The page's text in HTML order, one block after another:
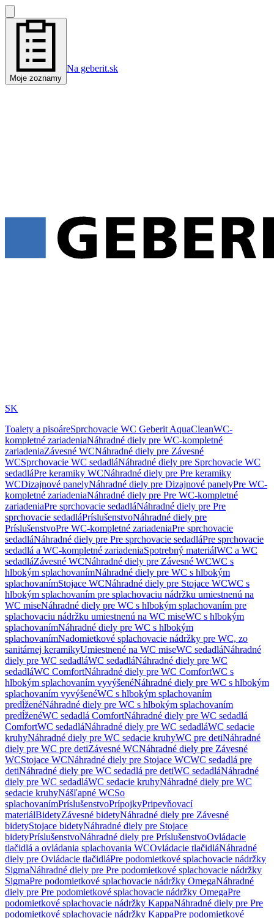
Moje zoznamy
Na geberit.sk
SK
Toalety a pisoáreSprchovacie WC Geberit AquaCleanWC-
kompletné zariadeniaNáhradné diely pre WC-kompletné
zariadeniaZávesné WCNáhradné diely pre Závesné
WCSprchovacie WC sedadláNáhradné diely pre Sprchovacie WC
sedadláPre keramiky WCNáhradné diely pre Pre keramiky
WCDizajnové panelyNáhradné diely pre Dizajnové panelyPre WC-
kompletné zariadeniaNáhradné diely pre Pre WC-kompletné
zariadeniaPre sprchovacie sedadláNáhradné diely pre Pre
sprchovacie sedadláPríslušenstvoNáhradné diely pre
PríslušenstvoPre WC-kompletné zariadeniaPre sprchovacie
sedadláNáhradné diely pre Pre sprchovacie sedadláPre sprchovacie
sedadlá a WC-kompletné zariadeniaSpotrebný materiálWC a WC
sedadláZávesné WCNáhradné diely pre Závesné WCWC s
hlbokým splachovanímNáhradné diely pre WC s hlbokým
splachovanímStojace WCNáhradné diely pre Stojace WCWC s
hlbokým splachovaním pre splachovaciu nádržku umiestnenú na
WC miseNáhradné diely pre WC s hlbokým splachovaním pre
splachovaciu nádržku umiestnenú na WC miseWC s hlbokým
splachovanímNáhradné diely pre WC s hlbokým
splachovanímNadomietkové splachovacie nádržky pre WC, zo
sanitárnej keramikyUmiestnené na WC miseWC sedadláNáhradné
diely pre WC sedadláWC sedadláNáhradné diely pre WC
sedadláWC ComfortNáhradné diely pre WC ComfortWC s
hlbokým splachovaním vyvýšenéNáhradné diely pre WC s hlbokým
splachovaním vyvýšenéWC s hlbokým splachovaním
predĺženéNáhradné diely pre WC s hlbokým splachovaním
predĺženéWC sedadlá ComfortNáhradné diely pre WC sedadlá
ComfortWC sedadláNáhradné diely pre WC sedadláWC sedacie
kruhyNáhradné diely pre WC sedacie kruhyWC pre detiNáhradné
diely pre WC pre detiZávesné WCNáhradné diely pre Závesné
WCStojace WCNáhradné diely pre Stojace WCWC sedadlá pre
detiNáhradné diely pre WC sedadlá pre detiWC sedadláNáhradné
diely pre WC sedadláWC sedacie kruhyNáhradné diely pre WC
sedacie kruhyNášľapné WCSo
splachovanímPríslušenstvoPrípojkyPripevňovací
materiálBidetyZávesné bidetyNáhradné diely pre Závesné
bidetyStojace bidetyNáhradné diely pre Stojace
bidetyPríslušenstvoNáhradné diely pre PríslušenstvoOvládacie
tlačidlá a ovládania splachovania WCOvládacie tlačidláNáhradné
diely pre Ovládacie tlačidláPre podomietkové splachovacie nádržky
SigmaNáhradné diely pre Pre podomietkové splachovacie nádržky
SigmaPre podomietkové splachovacie nádržky OmegaNáhradné
diely pre Pre podomietkové splachovacie nádržky OmegaPre
podomietkové splachovacie nádržky KappaNáhradné diely pre Pre
podomietkové splachovacie nádržky KappaPre podomietkové